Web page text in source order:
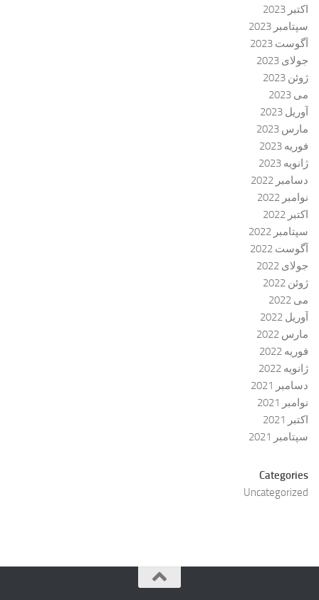
اکتبر 2023
سپتامبر 2023
آگوست 2023
جولای 2023
ژوئن 2023
می 2023
آوریل 2023
مارس 2023
فوریه 2023
ژانویه 2023
دسامبر 2022
نوامبر 2022
اکتبر 2022
سپتامبر 2022
آگوست 2022
جولای 2022
ژوئن 2022
می 2022
آوریل 2022
مارس 2022
فوریه 2022
ژانویه 2022
دسامبر 2021
نوامبر 2021
اکتبر 2021
سپتامبر 2021
Categories
Uncategorized